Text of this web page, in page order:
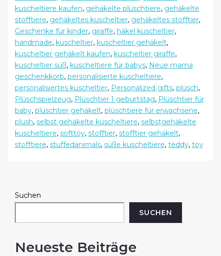
kuscheltiere kaufen, gehäkelte plüschtiere, gehäkelte
stofftiere, gehäkeltes kuscheltier, gehäkeltes stofftier,
Geschenke für kinder, giraffe, häkel kuscheltier,
handmade, kuscheltier, kuscheltier gehäkelt,
kuscheltier gehäkelt kaufen, kuscheltier giraffe,
kuscheltier süß, kuscheltiere für babys, Neue mama
geschenkkorb, personalisierte kuscheltiere,
personalisiertes kuscheltier, Personalized gifts, plüsch,
Plüschspielzeug, Plüschtier 1 geburtstag, Plüschtier für
baby, plüschtier gehäkelt, plüschtiere für erwachsene,
plush, selbst gehäkelte kuscheltiere, selbstgehäkelte
kuscheltiere, softtoy, stofftier, stofftier gehäkelt,
stofftiere, stuffedanimals, süße kuscheltiere, teddy, toy
Suchen
SUCHEN
Neueste Beiträge